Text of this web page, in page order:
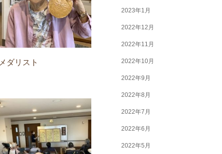
メダリスト
2023年1月
2022年12月
2022年11月
2022年10月
2022年9月
2022年8月
2022年7月
2022年6月
2022年5月